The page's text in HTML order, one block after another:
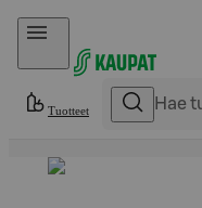
Hyppää sisältöön
Tuotteet